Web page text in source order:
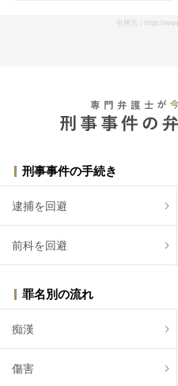
引用元：http://
刑事事件の手続き
逮捕を回避
前科を回避
罪名別の流れ
痴漢
傷害